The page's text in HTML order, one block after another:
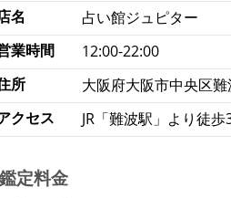
名
占い館ジュピター
業時間
12:00-22:00
所
大阪府大阪市中央区
クセス
JR「難波駅」より徒歩
鑑定料金